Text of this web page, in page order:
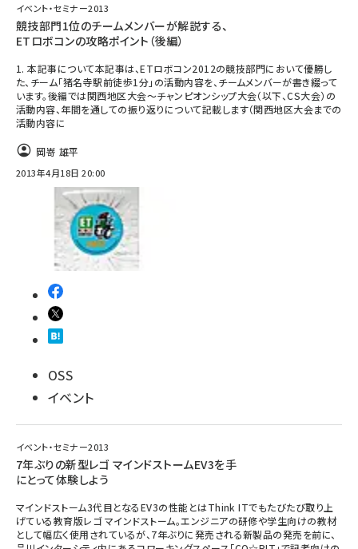
イベント・セミナー2013
競技部門1位のチームメンバーが解説する、
ETロボコンの攻略ポイント（後編）
1. 本記事について本記事は、ETロボコン2012の競技部門において優勝し
た、チーム「猪名寺駅前徒歩1分」の活動内容を、チームメンバーが書き綴って
います。後編では関西地区大会〜チャンピオンシップ大会（以下、CS大会）の
活動内容、年間を通しての振り返りについて記載します（関西地区大会までの
活動内容に
岡嵜 雄平
2013年4月18日 20:00
OSS
イベント
イベント・セミナー2013
7年ぶりの新型レゴ マインドストームEV3を手
にとって体験しよう
マインドストーム3代目となるEV3の性能とはThink ITでもたびたび取り上
げている教育版レゴ マインドストーム。エンジニアの研修や学生向けの教材
として幅広く使用されているが、7年ぶりに発売される新製品の発売を前に、